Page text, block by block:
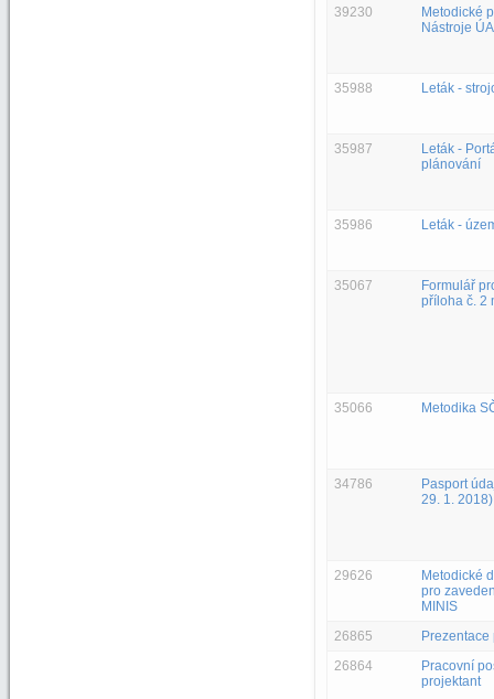
39230
Metodické
Nástroje
35988 Leták -
35987
Leták -
plánování
35986 Leták -
35067
Formulář
příloha č. 2
35066 Metodika
34786
Pasport
29. 1. 2018)
29626
Metodické
pro
MINIS
26865
26864
Pracovní
projektant